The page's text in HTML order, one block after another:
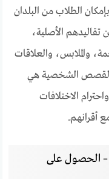
الطلاب من البلدان
تقاليدهم الأصلية،
والملابس، والعلاقات
القصص الشخصية هي
الاختلافات
أقرانهم.
– الحصول على